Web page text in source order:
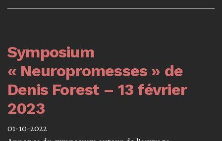
Symposium
« Neuropromesses » de
Denis Forest – 13 février
2023
01-10-2022